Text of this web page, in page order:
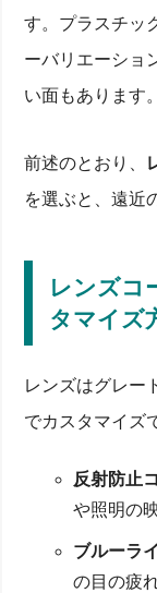
す。プラスチッ
ーバリエーショ
い面もあります。
前述のとおり、
を選ぶと、遠近
レンズコ
タマイズ
レンズはグレー
でカスタマイズ
反射防止
や照明の
ブルーラ
の目の疲